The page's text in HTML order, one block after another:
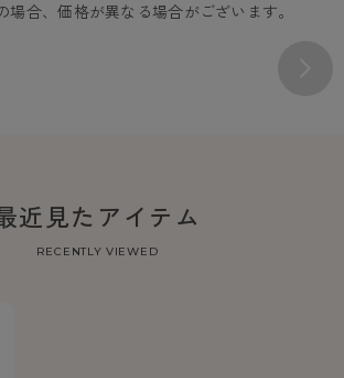
場合、価格が異なる場合がございます。
近見たアイテム
RECENTLY VIEWED